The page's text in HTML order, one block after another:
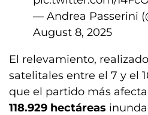
— Andrea Passerini
August 8, 2025
El relevamiento,
satelitales entre el 7 y el
que el partido más
118.929 hectáreas